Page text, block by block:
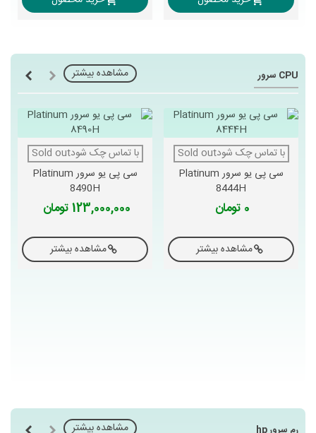
CPU سرور مشاهده بیشتر
با تماس چک شودSold out
سی پی یو سرور Platinum
8444H
0 تومان
مشاهده بیشتر
با تماس چک شودSold out
سی پی یو سرور Platinum
8490H
123,000,000 تومان
مشاهده بیشتر
مشاهده بیشتر